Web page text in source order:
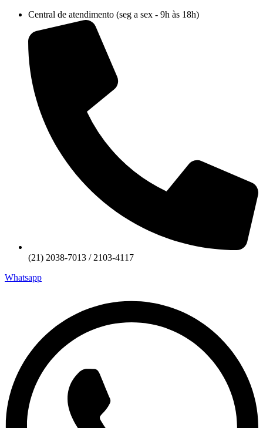
conteúdo
Central de atendimento (seg a sex - 9h às 18h)
(21) 2038-7013 / 2103-4117
Whatsapp